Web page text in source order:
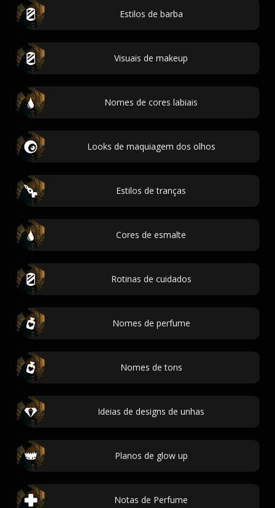
Estilos de barba
Visuais de makeup
Nomes de cores labiais
Looks de maquiagem dos olhos
Estilos de tranças
Cores de esmalte
Rotinas de cuidados
Nomes de perfume
Nomes de tons
Ideias de designs de unhas
Planos de glow up
Notas de Perfume